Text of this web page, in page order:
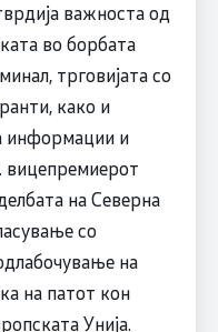
важноста од
во борбата
трговијата со
како и
информации и
вицепремиерот
на Северна
со
на
на патот кон
Унија.